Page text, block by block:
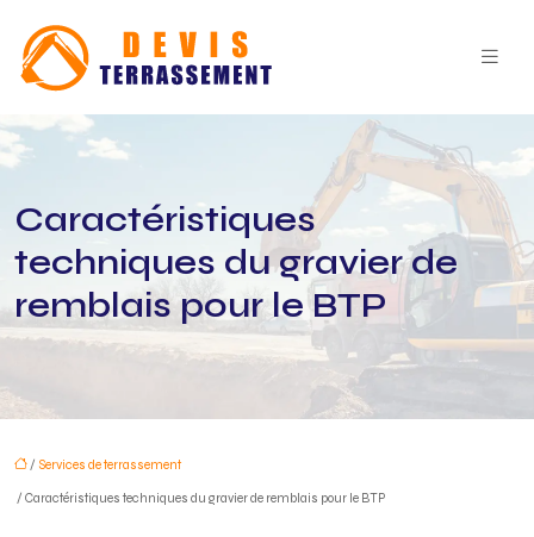
Caractéristiques
techniques du gravier de
remblais pour le BTP
/ Services de terrassement
/ Caractéristiques techniques du gravier de remblais pour le BTP